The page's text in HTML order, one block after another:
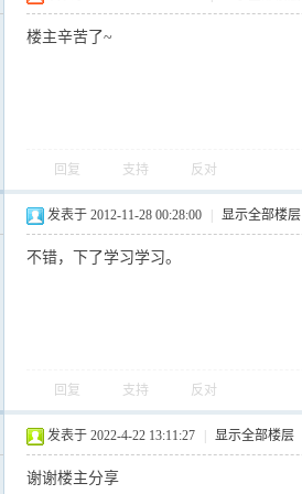
楼主辛苦了~
回复 支持 反对
发表于 2012-11-28 00:28:00 显示全部楼层
不错，下了学习学习。
回复 支持 反对
发表于 2022-4-22 13:11:27 显示全部楼层
谢谢楼主分享